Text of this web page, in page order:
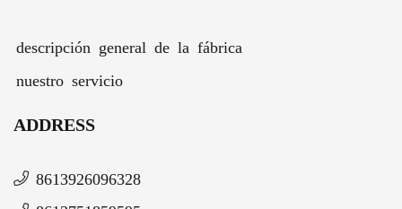
descripción general de la fábrica
nuestro servicio
ADDRESS
8613926096328